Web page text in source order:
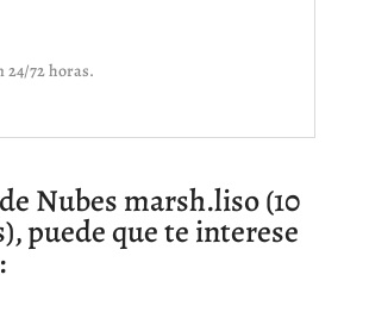
24/72 horas.
Nubes marsh.liso (10
puede que te interese